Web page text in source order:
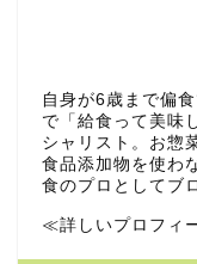
自身が6歳まで偏
で「給食って美味
シャリスト。お惣
食品添加物を使わ
食のプロとしてブ
≪詳しいプロフィ